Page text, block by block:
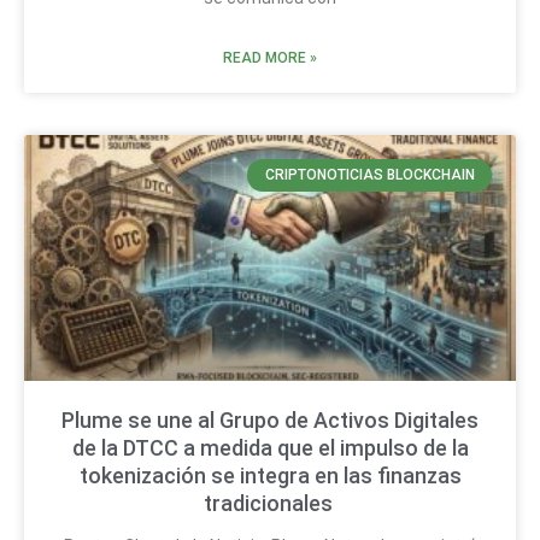
READ MORE »
CRIPTONOTICIAS BLOCKCHAIN
Plume se une al Grupo de Activos Digitales
de la DTCC a medida que el impulso de la
tokenización se integra en las finanzas
tradicionales